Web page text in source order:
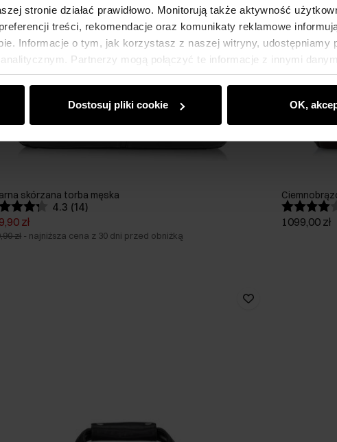
stronie działać prawidłowo. Monitorują także aktywność
treści, rekomendacje oraz komunikaty reklamowe
Informacje o tym, jak korzystasz z naszej witryny, udostępniamy
Partnerzy mogą połączyć te informacje z innymi
z ich usług.
Dostosuj pliki cookie OK,
skórzana torba męska
4.3 (14)
zł
zł - najniższa cena z 30 dni przed obniżką
1099,00 zł